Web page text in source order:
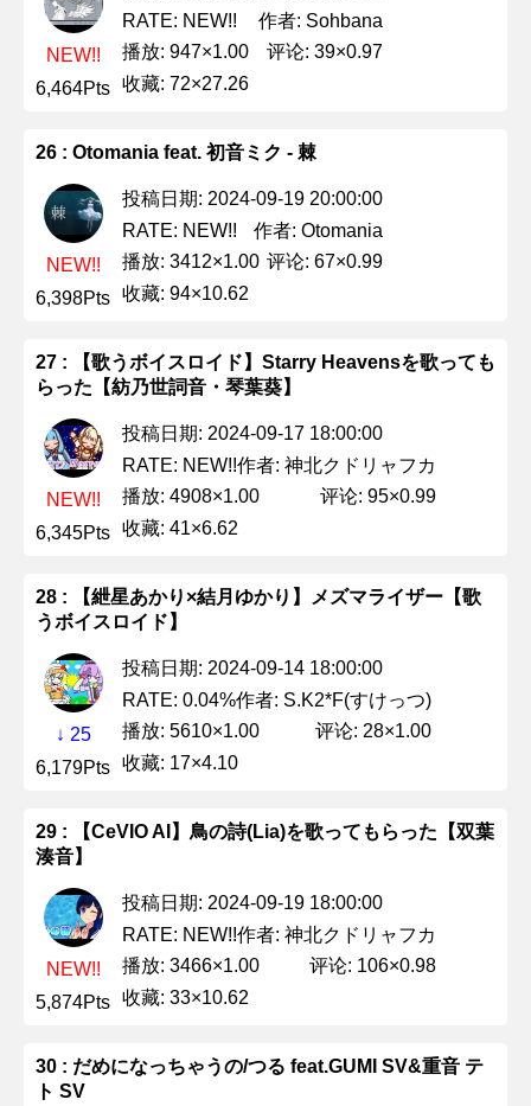
NEW!!
6,464Pts
RATE: NEW!!
作者: Sohbana
播放: 947×1.00
评论: 39×0.97
收藏: 72×27.26
26 : Otomania feat. 初音ミク - 棘
NEW!!
6,398Pts
投稿日期: 2024-09-19 20:00:00
RATE: NEW!!
作者: Otomania
播放: 3412×1.00 评论: 67×0.99
收藏: 94×10.62
27 : 【歌うボイスロイド】Starry Heavensを歌っても
らった【紡乃世詞音・琴葉葵】
NEW!!
6,345Pts
投稿日期: 2024-09-17 18:00:00
RATE: NEW!!作者: 神北クドリャフカ
播放: 4908×1.00
评论: 95×0.99
收藏: 41×6.62
28 : 【紲星あかり×結月ゆかり】メズマライザー【歌
うボイスロイド】
↓ 25
6,179Pts
投稿日期: 2024-09-14 18:00:00
RATE: 0.04%作者: S.K2*F(すけっつ)
播放: 5610×1.00
评论: 28×1.00
收藏: 17×4.10
29 : 【CeVIO AI】鳥の詩(Lia)を歌ってもらった【双葉
湊音】
NEW!!
5,874Pts
投稿日期: 2024-09-19 18:00:00
RATE: NEW!!作者: 神北クドリャフカ
播放: 3466×1.00
评论: 106×0.98
收藏: 33×10.62
30 : だめになっちゃうの/つる feat.GUMI SV&重音 テ
ト SV